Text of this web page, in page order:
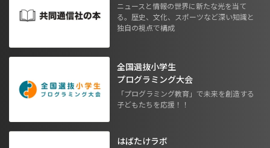
ニュースと情報の世界に新たな光を当て
る。歴史、文化、スポーツなど深い知識と
独自の視点で構成
全国選抜小学生
プログラミング大会
「プログラミング教育」で未来を創造する
子どもたちを応援！！
はばたけラボ